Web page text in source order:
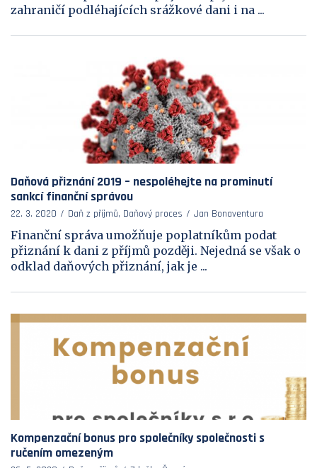
zahraničí podléhajících srážkové dani i na ...
Daňová přiznání 2019 – nespoléhejte na prominutí
sankcí finanční správou
22. 3. 2020 Daň z příjmů, Daňový proces Jan Bonaventura
Finanční správa umožňuje poplatníkům podat
přiznání k dani z příjmů později. Nejedná se však o
odklad daňových přiznání, jak je ...
Kompenzační bonus pro společníky společnosti s
ručením omezeným